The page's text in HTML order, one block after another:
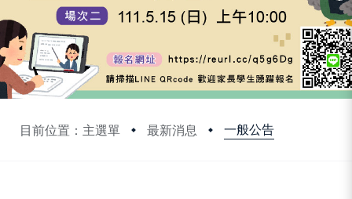
目前位置：主選單 最新消息 一般公告